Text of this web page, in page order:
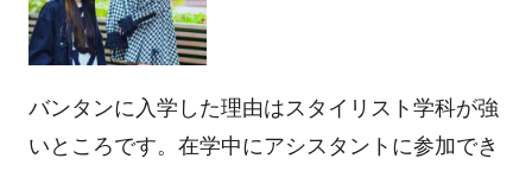
バンタンに入学した理由はスタイリスト学科が強
いところです。在学中にアシスタントに参加でき